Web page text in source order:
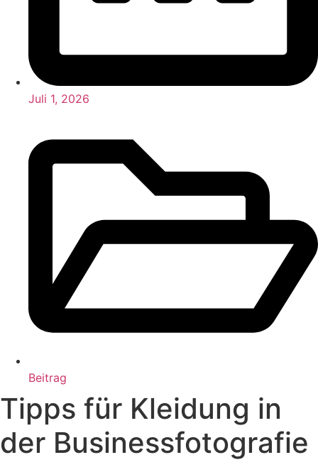
Juli 1, 2026
Beitrag
Tipps für Kleidung in
der Businessfotografie